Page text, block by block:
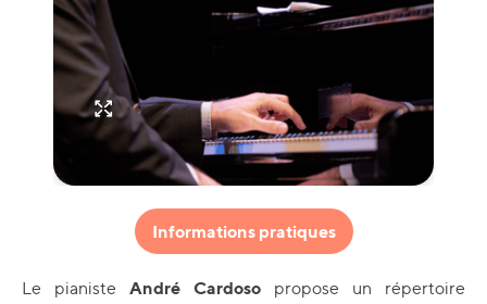
Informations pratiques
Le pianiste André Cardoso propose un répertoire